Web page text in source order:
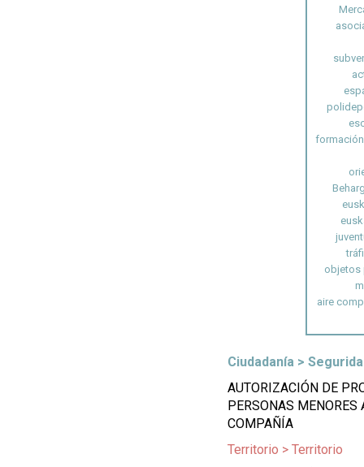
objetos
aire
Ciudadanía >
AUTORIZACIÓN DE
PERSONAS MENORES
COMPAÑÍA
Territorio > Territorio